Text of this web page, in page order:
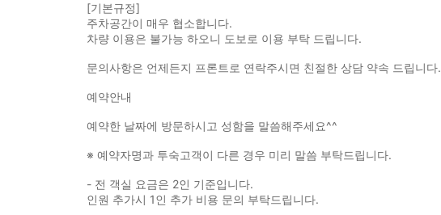
[기본규정]
주차공간이 매우 협소합니다.
차량 이용은 불가능 하오니 도보로 이용 부탁 드립니다.
문의사항은 언제든지 프론트로 연락주시면 친절한 상담 약속 드립니다.
예약안내
예약한 날짜에 방문하시고 성함을 말씀해주세요^^
※ 예약자명과 투숙고객이 다른 경우 미리 말씀 부탁드립니다.
- 전 객실 요금은 2인 기준입니다.
인원 추가시 1인 추가 비용 문의 부탁드립니다.